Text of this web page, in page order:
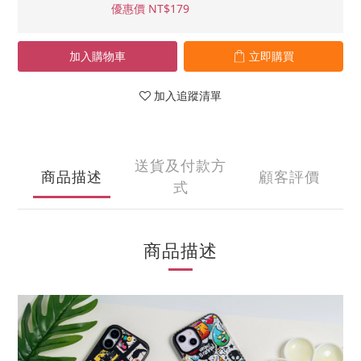
優惠價 NT$179
加入購物車 立即購買
加入追蹤清單
商品描述
送貨及付款方
式
顧客評價
商品描述